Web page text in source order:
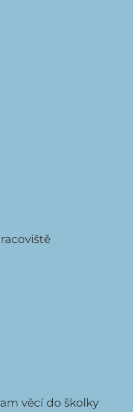
věcí do školky